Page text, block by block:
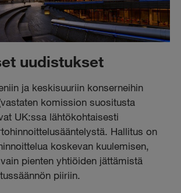
uudistukset
ja keskisuuriin konserneihin
komission suositusta
UK:ssa lähtökohtaisesti
Hallitus on
koskevan kuulemisen,
pienten yhtiöiden jättämistä
piiriin.